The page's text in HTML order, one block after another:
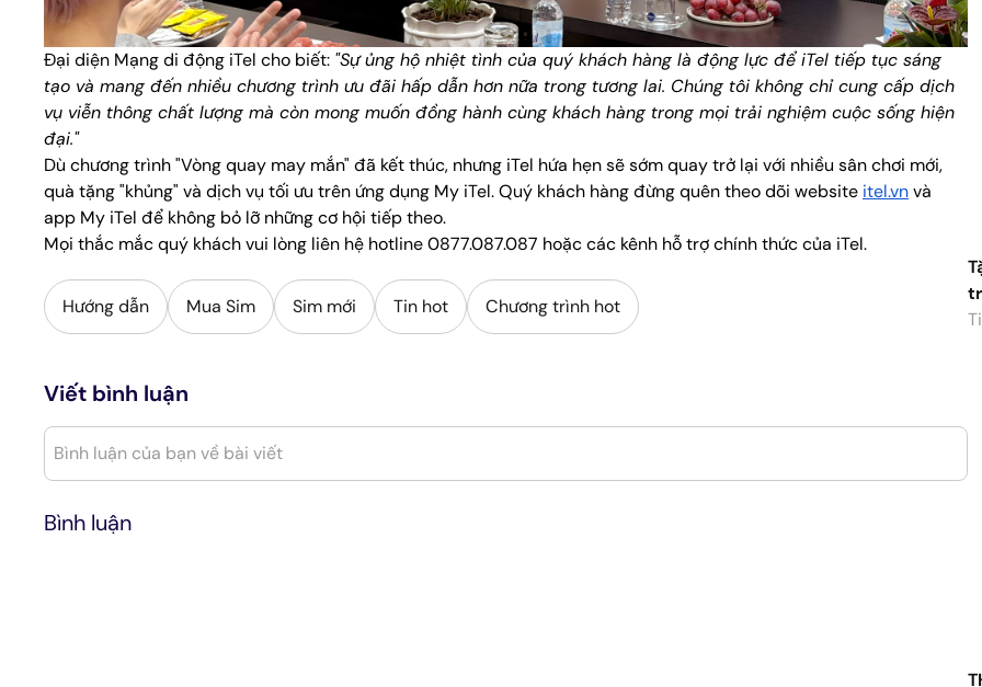
Đại diện Mạng di động iTel cho biết: "Sự ủng hộ nhiệt tình của quý khách hàng là động lực để iTel tiếp tục sáng
tạo và mang đến nhiều chương trình ưu đãi hấp dẫn hơn nữa trong tương lai. Chúng tôi không chỉ cung cấp dịch
vụ viễn thông chất lượng mà còn mong muốn đồng hành cùng khách hàng trong mọi trải nghiệm cuộc sống hiện
đại."
Dù chương trình "Vòng quay may mắn" đã kết thúc, nhưng iTel hứa hẹn sẽ sớm quay trở lại với nhiều sân chơi mới,
quà tặng "khủng" và dịch vụ tối ưu trên ứng dụng My iTel. Quý khách hàng đừng quên theo dõi website itel.vnvà
app My iTel để không bỏ lỡ những cơ hội tiếp theo.
Mọi thắc mắc quý khách vui lòng liên hệ hotline 0877.087.087 hoặc các kênh hỗ trợ chính thức của iTel.
Hướng dẫn Mua Sim Sim mới Tin hot Chương trình hot
Viết bình luận
Bình luận của bạn về bài viết
Bình luận